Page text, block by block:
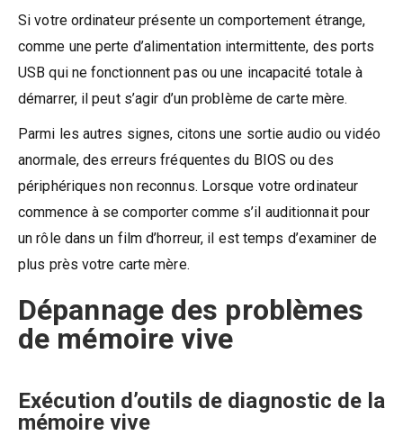
Si votre ordinateur présente un comportement étrange,
comme une perte d’alimentation intermittente, des ports
USB qui ne fonctionnent pas ou une incapacité totale à
démarrer, il peut s’agir d’un problème de carte mère.
Parmi les autres signes, citons une sortie audio ou vidéo
anormale, des erreurs fréquentes du BIOS ou des
périphériques non reconnus. Lorsque votre ordinateur
commence à se comporter comme s’il auditionnait pour
un rôle dans un film d’horreur, il est temps d’examiner de
plus près votre carte mère.
Dépannage des problèmes
de mémoire vive
Exécution d’outils de diagnostic de la
mémoire vive